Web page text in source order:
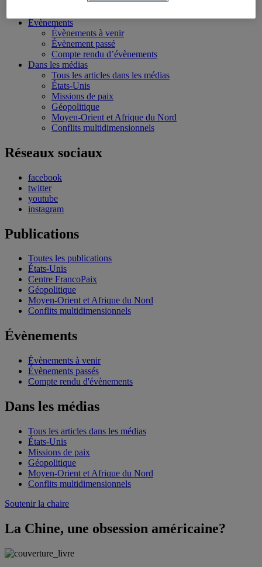
Évènements
Évènements à venir
Évènement passé
Compte rendu d’évènements
Dans les médias
Tous les articles dans les médias
États-Unis
Missions de paix
Géopolitique
Moyen-Orient et Afrique du Nord
Conflits multidimensionnels
Réseaux sociaux
facebook
twitter
youtube
instagram
Publications
Toutes les publications
États-Unis
Centre FrancoPaix
Géopolitique
Moyen-Orient et Afrique du Nord
Conflits multidimensionnels
Évènements
Évènements à venir
Évènements passés
Compte rendu d'évènements
Dans les médias
Tous les articles dans les médias
États-Unis
Missions de paix
Géopolitique
Moyen-Orient et Afrique du Nord
Conflits multidimensionnels
Soutenir la chaire
La Chine, une obsession américaine?